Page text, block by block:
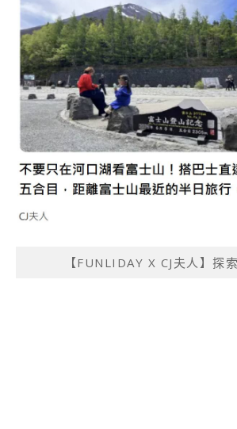
【FUNLIDAY X CJ夫人】探